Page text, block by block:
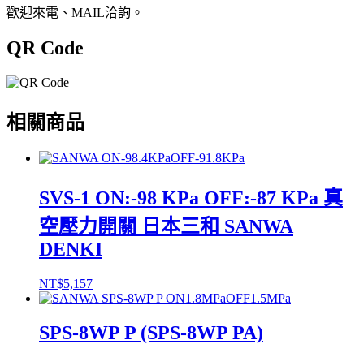
歡迎來電、MAIL洽詢。
QR Code
相關商品
SVS-1 ON:-98 KPa OFF:-87 KPa 真
空壓力開關 日本三和 SANWA
DENKI
NT$5,157
SPS-8WP P (SPS-8WP PA)